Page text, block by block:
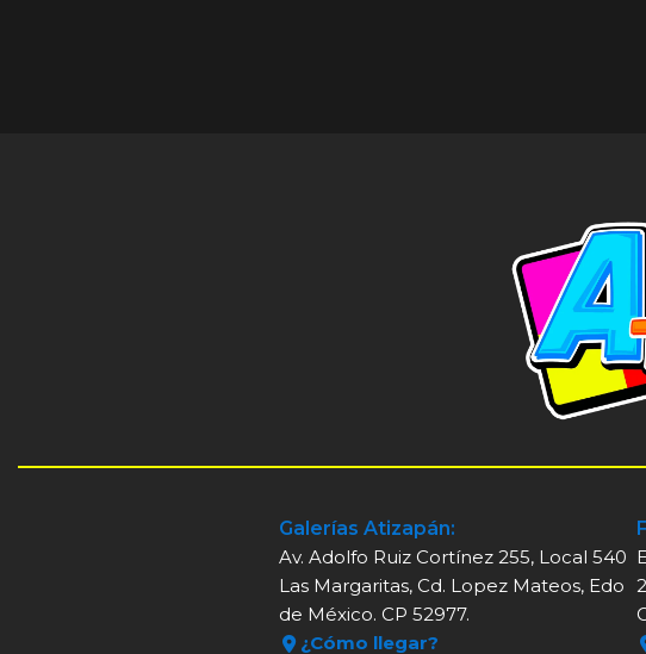
Galerías Atizapán:
Av. Adolfo Ruiz Cortínez 255, Local 540
Las Margaritas, Cd. Lopez Mateos, Edo
de México. CP 52977.
¿Cómo llegar?